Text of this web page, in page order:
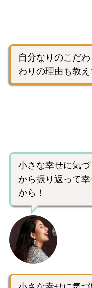
自分なりのこだ
わりの理由も教え
小さな幸せに気
から振り返って
から！